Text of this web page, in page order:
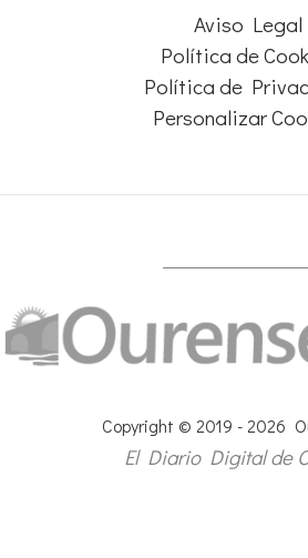
Aviso Legal
Política de
Política de
Personalizar
Copyright © 2019 - 2026
El Diario Digital de